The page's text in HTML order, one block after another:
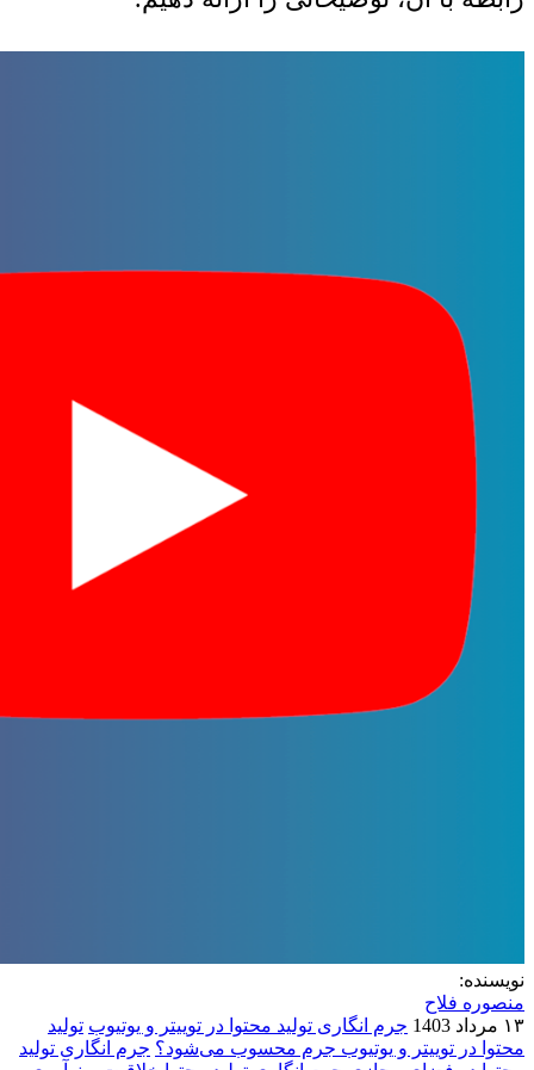
نویسنده:
منصوره فلاح
۱۳ مرداد 1403
جرم انگاری تولید محتوا در توییتر و یوتیوب تولید
محتوا در توییتر و یوتیوب جرم محسوب می‌شود؟ جرم ‌انگاری تولید